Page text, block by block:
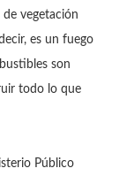
vegetación
es un fuego
son
todo lo que
Público